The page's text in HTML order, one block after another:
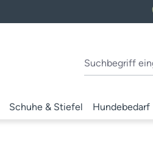
Schuhe & Stiefel Hundebedarf